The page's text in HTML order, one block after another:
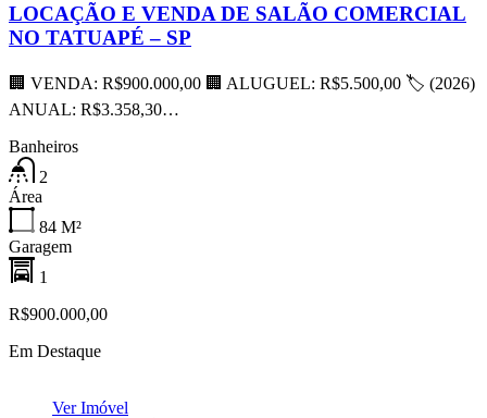
LOCAÇÃO E VENDA DE SALÃO COMERCIAL
NO TATUAPÉ – SP
🏢 VENDA: R$900.000,00 🏢 ALUGUEL: R$5.500,00 🏷 (2026)
ANUAL: R$3.358,30…
Banheiros
2
Área
84 M²
Garagem
1
R$900.000,00
Em Destaque
Ver Imóvel